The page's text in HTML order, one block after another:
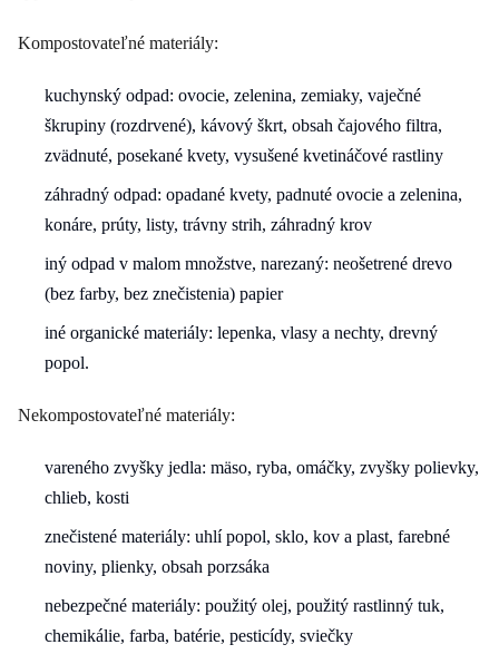
Kompostovateľné materiály:
kuchynský odpad: ovocie, zelenina, zemiaky, vaječné
škrupiny (rozdrvené), kávový škrt, obsah čajového filtra,
zvädnuté, posekané kvety, vysušené kvetináčové rastliny
záhradný odpad: opadané kvety, padnuté ovocie a zelenina,
konáre, prúty, listy, trávny strih, záhradný krov
iný odpad v malom množstve, narezaný: neošetrené drevo
(bez farby, bez znečistenia) papier
iné organické materiály: lepenka, vlasy a nechty, drevný
popol.
Nekompostovateľné materiály:
vareného zvyšky jedla: mäso, ryba, omáčky, zvyšky polievky,
chlieb, kosti
znečistené materiály: uhlí popol, sklo, kov a plast, farebné
noviny, plienky, obsah porzsáka
nebezpečné materiály: použitý olej, použitý rastlinný tuk,
chemikálie, farba, batérie, pesticídy, sviečky